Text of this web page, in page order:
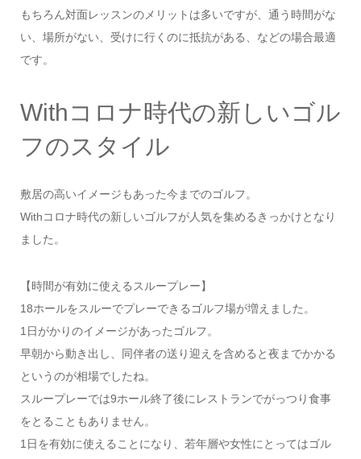
もちろん対面レッスンのメリットは多いですが、通う時間がな
い、場所がない、受けに行くのに抵抗がある、などの場合最適
です。
Withコロナ時代の新しいゴル
フのスタイル
敷居の高いイメージもあった今までのゴルフ。
Withコロナ時代の新しいゴルフが人気を集めるきっかけとなり
ました。
【時間が有効に使えるスループレー】
18ホールをスルーでプレーできるゴルフ場が増えました。
1日がかりのイメージがあったゴルフ。
早朝から動き出し、同伴者の送り迎えを含めると夜までかかる
というのが相場でしたね。
スループレーでは9ホール終了後にレストランでがっつり食事
をとることもありません。
1日を有効に使えることになり、若年層や女性にとってはゴル